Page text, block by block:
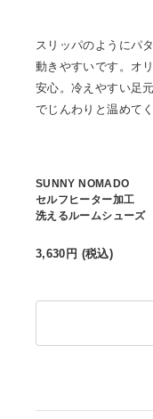
スリッパのようにパ
動きやすいです。オ
安心。冷えやすい足
でじんわりと温めてく
SUNNY NOMADO
セルフヒーター加工
洗えるルームシューズ
3,630 円 (税込)